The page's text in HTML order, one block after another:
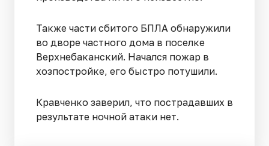
Также части сбитого БПЛА обнаружили
во дворе частного дома в поселке
Верхнебаканский. Начался пожар в
хозпостройке, его быстро потушили.
Кравченко заверил, что пострадавших в
результате ночной атаки нет.